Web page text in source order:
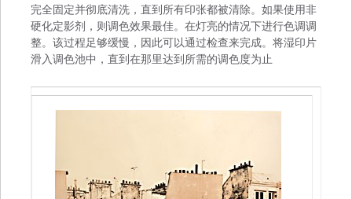
完全固定并彻底清洗，直到所有印张都被清除。如果使用非
硬化定影剂，则调色效果最佳。在灯亮的情况下进行色调调
整。该过程足够缓慢，因此可以通过检查来完成。将湿印片
滑入调色池中，直到在那里达到所需的调色度为止